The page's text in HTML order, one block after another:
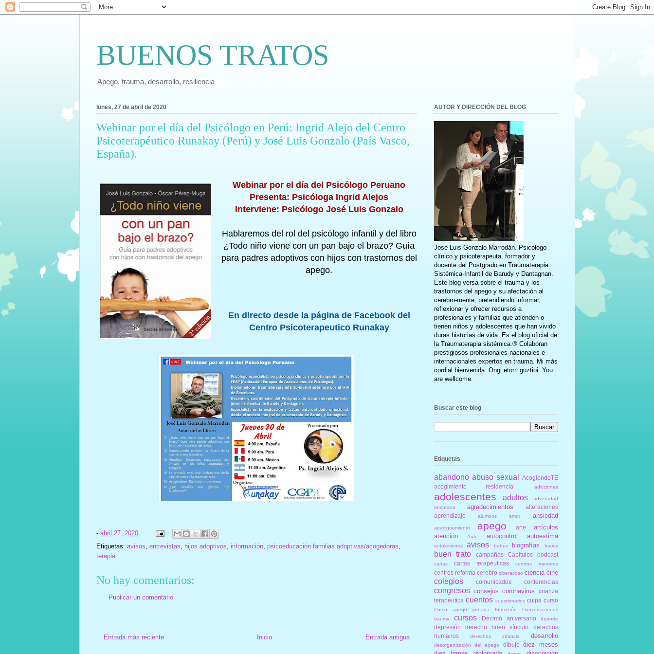
BUENOS TRATOS
Apego, trauma, desarrollo, resiliencia
lunes, 27 de abril de 2020
Webinar por el día del Psicólogo en Perú: Ingrid Alejo del Centro
Psicoterapéutico Runakay (Perú) y José Luis Gonzalo (País Vasco,
España).
Webinar por el día del Psicólogo Peruano
Presenta: Psicóloga Ingrid Alejos
Interviene: Psicólogo José Luis Gonzalo
Hablaremos del rol del psicólogo infantil y del libro
¿Todo niño viene con un pan bajo el brazo? Guía
para padres adoptivos con hijos con trastornos del
apego.
En directo desde la página de Facebook del
Centro Psicoterapeutico Runakay
- abril 27, 2020
Etiquetas: avisos entrevistas hijos adoptivos información, psicoeducación familias adoptivas/acogedoras
terapia
No hay comentarios:
Publicar un comentario
Entrada más reciente Entrada antigua
Inicio
AUTOR Y DIRECCIÓN DEL BLOG
José Luis Gonzalo Marrodán. Psicólogo
clínico y psicoterapeuta, formador y
docente del Postgrado en Traumaterapia
Sistémica-Infantil de Barudy y Dantagnan.
Este blog versa sobre el trauma y los
trastornos del apego y su afectación al
cerebro-mente, pretendiendo informar,
reflexionar y ofrecer recursos a
profesionales y familias que atienden o
tienen niños y adolescentes que han vivido
duras historias de vida. Es el blog oficial de
la Traumaterapia sistémica.® Colaboran
prestigiosos profesionales nacionales e
internacionales expertos en trauma. Mi más
cordial bienvenida. Ongi etorri guztioi. You
are wellcome.
Buscar este blog
Etiquetas
abandono abuso sexual
AcogiendoTE
acogimiento residencial
adicciones
adolescentes adultos
adversidad
temprana
agradecimientos
alteraciones
aprendizaje
alumnos amor ansiedad
apaciguamiento apego arte
artículos
atención
Aute autocontrol autoestima
autolesiones avisos bebés biografías books
buen trato campañas Capítulos podcast
cartas cartas terapéuticas centros menores
centros reforma cerebro ciberacoso ciencia cine
colegios comunicados conferencias
congresos consejos coronavirus
crianza
terapéutica cuentos cuestionarios culpa curso
Curso apego jornada formación Conversaciones
trauma
cursos Décimo aniversario deporte
depresión derecho buen vínculo
derechos
humanos
derechos infancia desarrollo
desorganización del apego dibujo diez meses